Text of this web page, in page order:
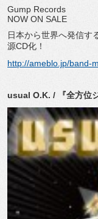
Gump Records
NOW ON SALE
日本から世界へ発信す
源CD化！
http://ameblo.jp/band-
usual O.K. / 『全方位